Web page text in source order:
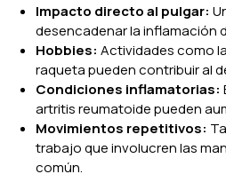
Impacto directo al pulgar:
desencadenar la inflamación
Hobbies: Actividades como
raqueta pueden contribuir al
Condiciones inflamatorias:
artritis reumatoide pueden
Movimientos repetitivos:
trabajo que involucren las
común.